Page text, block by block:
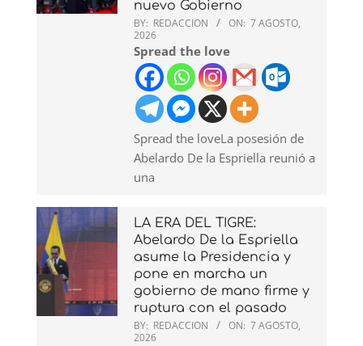
nuevo Gobierno
BY: REDACCION ON: 7 AGOSTO,
2026
Spread the love
Spread the loveLa posesión de
Abelardo De la Espriella reunió a
una
LA ERA DEL TIGRE:
Abelardo De la Espriella
asume la Presidencia y
pone en marcha un
gobierno de mano firme y
ruptura con el pasado
BY: REDACCION ON: 7 AGOSTO,
2026